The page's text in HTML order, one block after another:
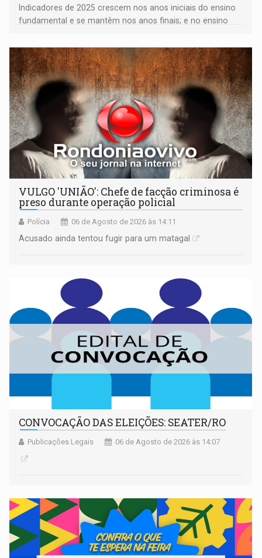
Indicadores de 2025 crescem nos anos iniciais do ensino
fundamental e se mantêm nos anos finais; e no ensino
VULGO 'UNIÃO': Chefe de facção criminosa é
preso durante operação policial
Polícia 06 de Agosto de 2026 às 14:11
Acusado ainda tentou fugir para um matagal
CONVOCAÇÃO DAS ELEIÇÕES: SEATER/RO
Publicações Legais 06 de Agosto de 2026 às 14:07